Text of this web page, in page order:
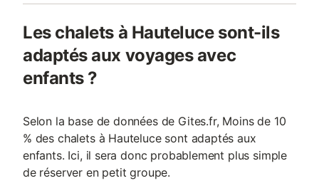
Les chalets à Hauteluce sont-ils
adaptés aux voyages avec
enfants ?
Selon la base de données de Gites.fr, Moins de 10
% des chalets à Hauteluce sont adaptés aux
enfants. Ici, il sera donc probablement plus simple
de réserver en petit groupe.